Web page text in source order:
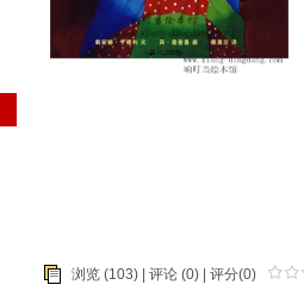
浏览 (103) | 评论 (0) | 评分(0)